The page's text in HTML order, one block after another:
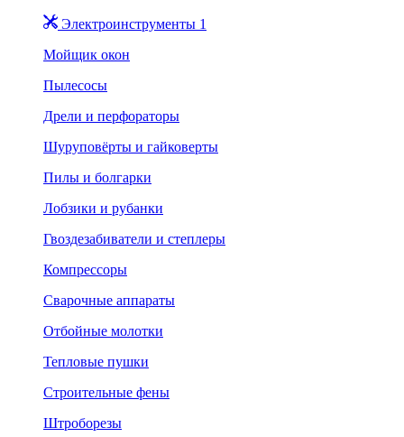
Электроинструменты 1
Мойщик окон
Пылесосы
Дрели и перфораторы
Шуруповёрты и гайковерты
Пилы и болгарки
Лобзики и рубанки
Гвоздезабиватели и степлеры
Компрессоры
Сварочные аппараты
Отбойные молотки
Тепловые пушки
Строительные фены
Штроборезы